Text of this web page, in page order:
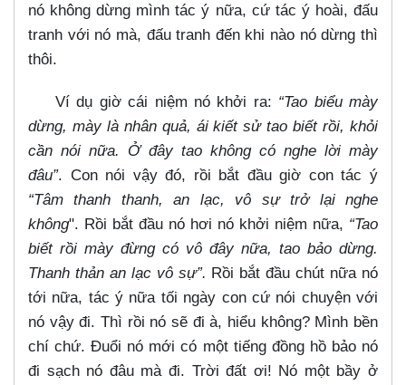
nó không dừng mình tác ý nữa, cứ tác ý hoài, đấu
tranh với nó mà, đấu tranh đến khi nào nó dừng thì
thôi.
Ví dụ giờ cái niệm nó khởi ra: “Tao biểu mày
dừng, mày là nhân quả, ái kiết sử tao biết rồi, khỏi
cần nói nữa. Ở đây tao không có nghe lời mày
đâu”. Con nói vậy đó, rồi bắt đầu giờ con tác ý
“Tâm thanh thanh, an lạc, vô sự trở lại nghe
không". Rồi bắt đầu nó hơi nó khởi niệm nữa, “Tao
biết rồi mày đừng có vô đây nữa, tao bảo dừng.
Thanh thản an lạc vô sự”. Rồi bắt đầu chút nữa nó
tới nữa, tác ý nữa tối ngày con cứ nói chuyện với
nó vậy đi. Thì rồi nó sẽ đi à, hiểu không? Mình bền
chí chứ. Đuổi nó mới có một tiếng đồng hồ bảo nó
đi sạch nó đâu mà đi. Trời đất ơi! Nó một bầy ở